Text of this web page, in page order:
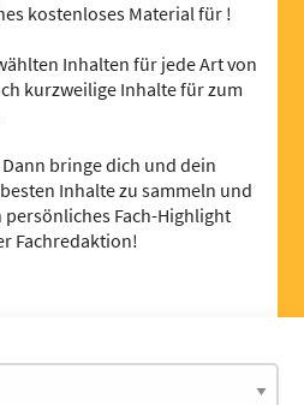
kostenloses Material für !
Inhalten für jede Art von
kurzweilige Inhalte für zum
bringe dich und dein
Inhalte zu sammeln und
Fach-Highlight
Fachredaktion!